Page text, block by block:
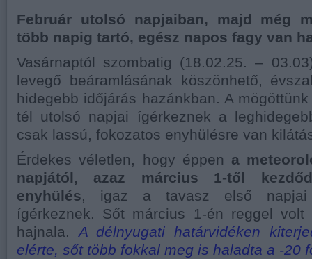
Február utolsó napjaiban, majd még
több napig tartó, egész napos fagy van
Vasárnaptól szombatig (18.02.25. –
levegő beáramlásának köszönhető,
hidegebb időjárás hazánkban. A
tél utolsó napjai ígérkeznek a
csak lassú, fokozatos enyhülésre van
Érdekes véletlen, hogy éppen a
napjától, azaz március 1-től
enyhülés, igaz a tavasz első napjai
ígérkeznek. Sőt március 1-én reggel
hajnala.A délnyugati határvidéken
elérte, sőt több fokkal meg is haladta a -20